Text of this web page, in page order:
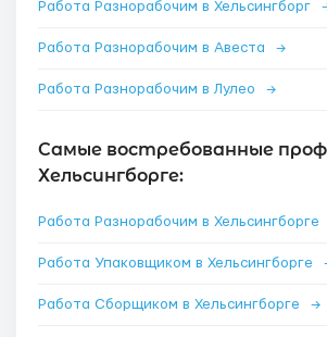
Работа Разнорабочим в Хельсингборг
Работа Разнорабочим в Авеста →
Работа Разнорабочим в Лулео →
Самые востребованные
Хельсингборге:
Работа Разнорабочим в Хельсингборге
Работа Упаковщиком в Хельсингборге
Работа Сборщиком в Хельсингборге →